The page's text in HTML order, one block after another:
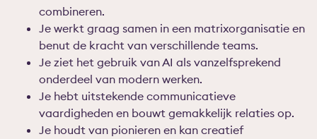
combineren.
Je werkt graag samen in een matrixorganisatie en
benut de kracht van verschillende teams.
Je ziet het gebruik van AI als vanzelfsprekend
onderdeel van modern werken.
Je hebt uitstekende communicatieve
vaardigheden en bouwt gemakkelijk relaties op.
Je houdt van pionieren en kan creatief